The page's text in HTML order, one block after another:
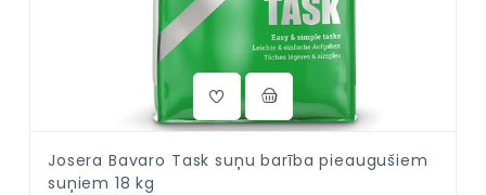
Josera Bavaro Task suņu barība pieaugušiem
suņiem 18 kg